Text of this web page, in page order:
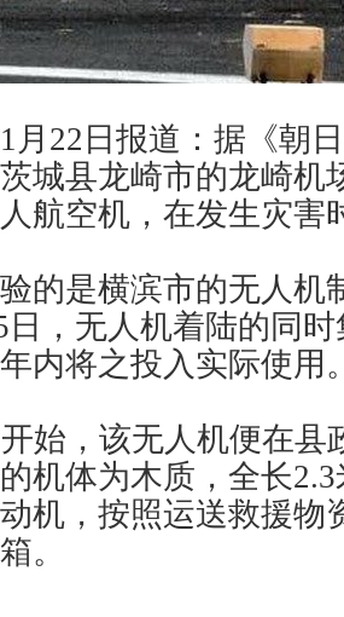
月22日报道：据《朝
城县龙崎市的龙崎机
航空机，在发生灾害
的是横滨市的无人机
日，无人机着陆的同
内将之投入实际使用
始，该无人机便在县
机体为木质，全长
机，按照运送救援物
。